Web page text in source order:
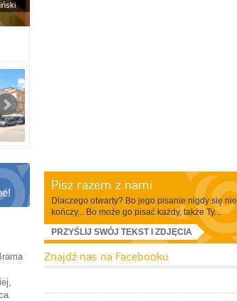
Pisz razem z nami
Dlaczego otwarty? Bo jego pisanie nigdy się nie
kończy... Bo może go pisać każdy, także Ty...
PRZYŚLIJ SWÓJ TEKST I ZDJĘCIA
Znajdź nas na Facebooku